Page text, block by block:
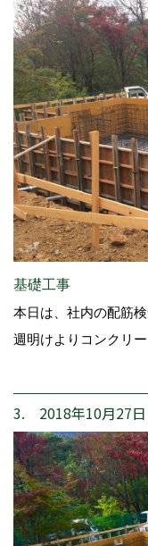
基礎工事
本日は、社内の配筋検
週明けよりコンクリ
3. 2018年10月27日